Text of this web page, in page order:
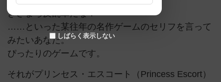
きさまら反乱軍だな！
……といった某往年の名作ゲームのセリフを言って
みたいあなた。
ぴったりのゲームです。
それがプリンセス・エスコート（Princess Escort）
しばらく表示しない